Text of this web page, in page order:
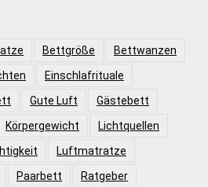
Bettgröße
Bettwanzen
Einschlafrituale
Gute Luft
Gästebett
Körpergewicht
Lichtquellen
Luftmatratze
Paarbett
Ratgeber